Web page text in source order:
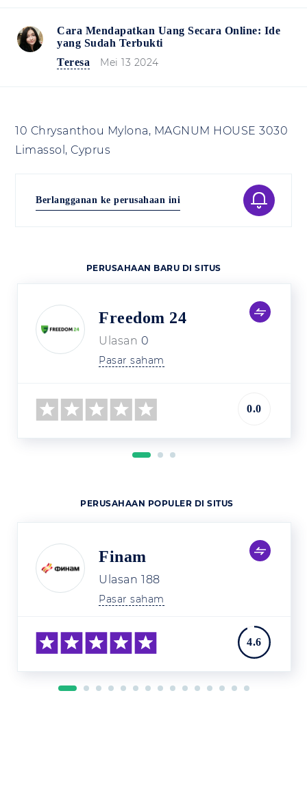
Cara Mendapatkan Uang Secara Online: Ide
yang Sudah Terbukti
Teresa
Mei 13 2024
10 Chrysanthou Mylona, MAGNUM HOUSE 3030
Limassol, Cyprus
Berlangganan ke perusahaan ini
PERUSAHAAN BARU DI SITUS
Freedom 24
Ulasan 0
Pasar saham
0.0
PERUSAHAAN POPULER DI SITUS
Finam
Ulasan 188
Pasar saham
4.6